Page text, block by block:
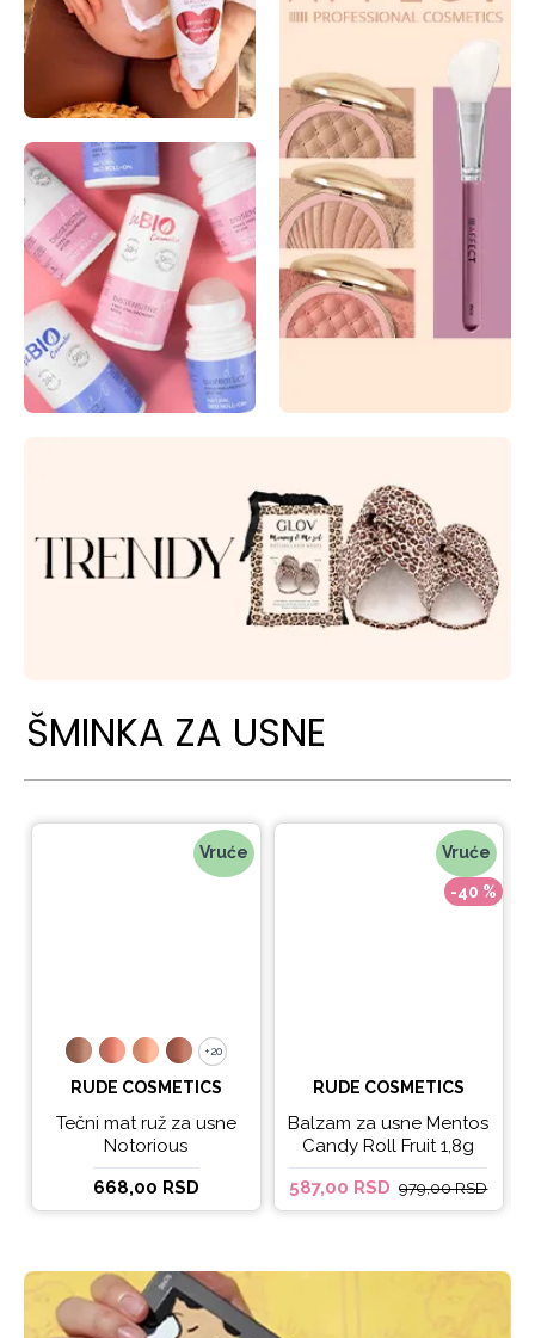
ŠMINKA ZA USNE
Vruće
+20
+20
RUDE COSMETICS
Tečni mat ruž za usne
Notorious
668,00 RSD
Vruće
-40 %
RUDE COSMETICS
Balzam za usne Mentos
Candy Roll Fruit 1,8g
587,00 RSD 979,00 RSD